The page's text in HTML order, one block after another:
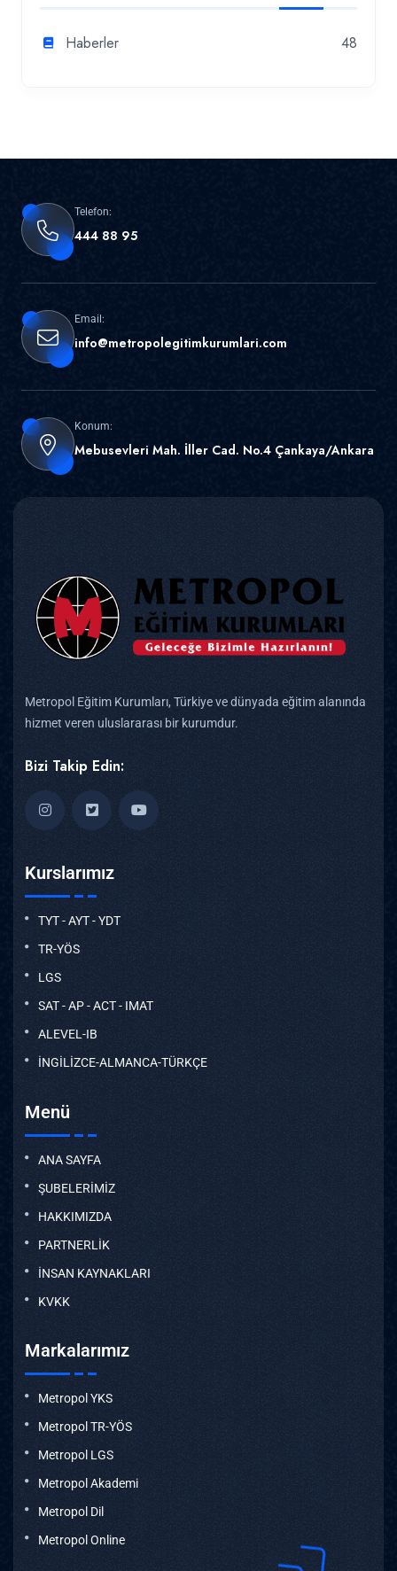
Haberler 48
Telefon:
444 88 95
Email:
info@metropolegitimkurumlari.com
Konum:
Mebusevleri Mah. İller Cad. No.4 Çankaya/Ankara
Metropol Eğitim Kurumları, Türkiye ve dünyada eğitim alanında
hizmet veren uluslararası bir kurumdur.
Bizi Takip Edin:
Kurslarımız
TYT - AYT - YDT
TR-YÖS
LGS
SAT - AP - ACT - IMAT
ALEVEL-IB
İNGİLİZCE-ALMANCA-TÜRKÇE
Menü
ANA SAYFA
ŞUBELERİMİZ
HAKKIMIZDA
PARTNERLİK
İNSAN KAYNAKLARI
KVKK
Markalarımız
Metropol YKS
Metropol TR-YÖS
Metropol LGS
Metropol Akademi
Metropol Dil
Metropol Online